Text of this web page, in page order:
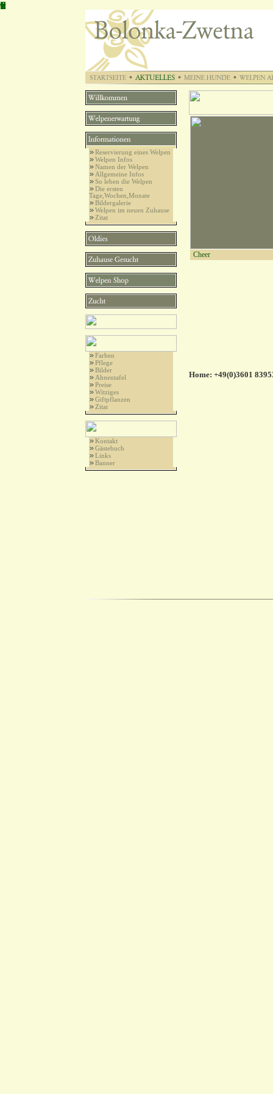
Reservierung eines Welpen
Welpen Infos
Namen der Welpen
Allgemeine Infos
So leben die Welpen
Die ersten
Tage,Wochen,Monate
Bildergalerie
Welpen im neuen Zuhause
Zitat
Farben
Pflege
Bilder
Ahnentafel
Preise
Witziges
Giftpflanzen
Zitat
Kontakt
Gästebuch
Links
Banner
Cheer
B
o
l
o
n
k
a
Z
w
e
t
n
a
Home: +49(0)3601